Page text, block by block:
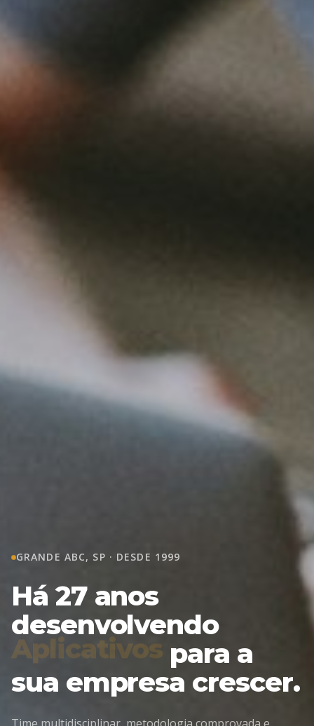
GRANDE ABC, SP · DESDE 1999
Há 27 anos
desenvolvendo
E-commercepara a
sua empresa crescer.